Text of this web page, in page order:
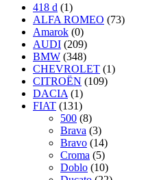
418 d (1)
ALFA ROMEO (73)
Amarok (0)
AUDI (209)
BMW (348)
CHEVROLET (1)
CITROËN (109)
DACIA (1)
FIAT (131)
500 (8)
Brava (3)
Bravo (14)
Croma (5)
Doblo (10)